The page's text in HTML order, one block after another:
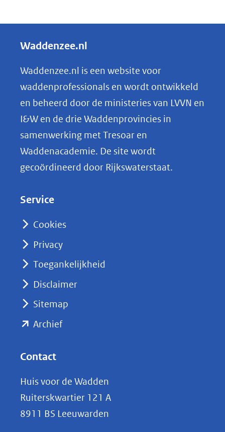
e
e
n
o
p
k
e
nieuw
naar
Waddenzee.nl
Waddenzee.nl is een website voor
waddenprofessionals en wordt ontwikkeld
en beheerd door de ministeries van LVVN en
I&W en de drie Waddenprovincies in
samenwerking met Tresoar en
Waddenacademie. De site wordt
gecoördineerd door Rijkswaterstaat.
Service
Cookies
Privacy
Toegankelijkheid
Disclaimer
Sitemap
Archief(opent
(verwijst
naar
een
Contact
Huis voor de Wadden
Ruiterskwartier 121 A
8911 BS Leeuwarden